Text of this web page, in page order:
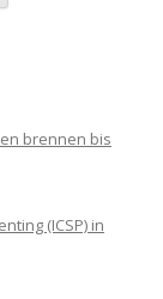
brennen bis
(ICSP) in